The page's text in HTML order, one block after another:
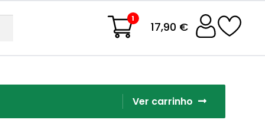
1
17,90 €
Ver carrinho